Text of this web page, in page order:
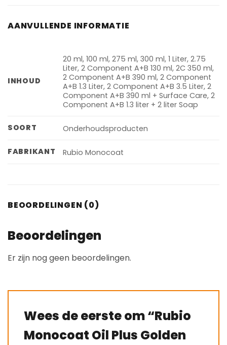
AANVULLENDE INFORMATIE
INHOUD
20 ml, 100 ml, 275 ml, 300 ml, 1 Liter, 2.75
Liter, 2 Component A+B 130 ml, 2C 350 ml,
2 Component A+B 390 ml, 2 Component
A+B 1.3 Liter, 2 Component A+B 3.5 Liter, 2
Component A+B 390 ml + Surface Care, 2
Component A+B 1.3 liter + 2 liter Soap
SOORT Onderhoudsproducten
FABRIKANT Rubio Monocoat
BEOORDELINGEN (0)
Beoordelingen
Er zijn nog geen beoordelingen.
Wees de eerste om “Rubio
Monocoat Oil Plus Golden